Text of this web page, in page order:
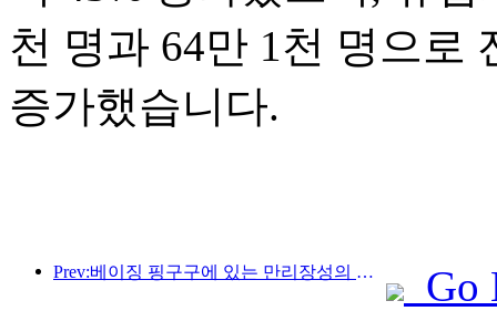
천 명과 64만 1천 명으로
증가했습니다.
Prev:베이징 핑구구에 있는 만리장성의 장쥔관 구간은 이르면 2026년 말에 일반에 개방될 예정이다.
Go